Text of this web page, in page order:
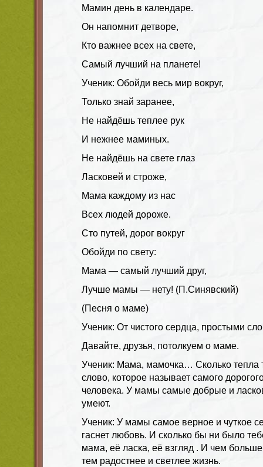
Мамин день в календаре.
Он напомнит детворе,
Кто важнее всех на свете,
Самый лучший на планете!
Ученик: Обойди весь мир вокруг,
Только знай заранее,
Не найдёшь теплее рук
И нежнее маминых.
Не найдёшь на свете глаз
Ласковей и строже,
Мама каждому из нас
Всех людей дороже.
Сто путей, дорог вокруг
Обойди по свету:
Мама — самый лучший друг,
Лучше мамы — нету! (П.Синявский)
(Песня о маме)
Ученик: От чистого сердца, простыми
Давайте, друзья, потолкуем о маме.
Ученик: Мама, мамочка… Сколько тепла
слово, которое называет самого
человека. У мамы самые добрые и
умеют.
Ученик: У мамы самое верное и чуткое
гаснет любовь. И сколько бы ни было
мама, её ласка, её взгляд . И чем
тем радостнее и светлее жизнь.